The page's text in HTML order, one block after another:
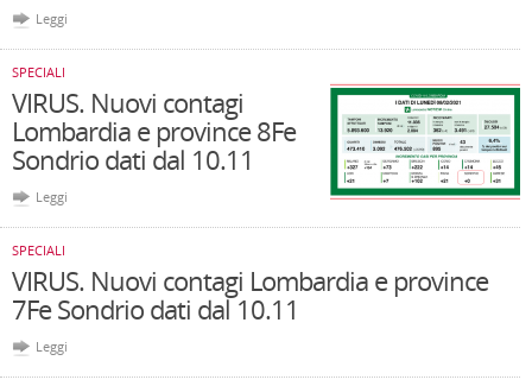
Leggi
SPECIALI
VIRUS. Nuovi contagi
Lombardia e province 8Fe
Sondrio dati dal 10.11
Leggi
SPECIALI
VIRUS. Nuovi contagi Lombardia e province
7Fe Sondrio dati dal 10.11
Leggi